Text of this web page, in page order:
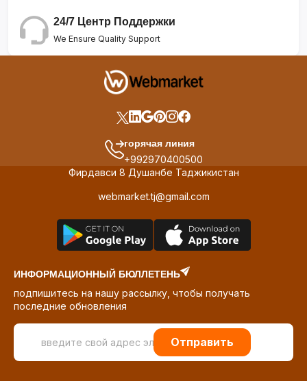
24/7 Центр Поддержки
We Ensure Quality Support
горячая линия
+992970400500
Фирдавси 8 Душанбе Таджикистан
webmarket.tj@gmail.com
ИНФОРМАЦИОННЫЙ БЮЛЛЕТЕНЬ
подпишитесь на нашу рассылку, чтобы получать
последние обновления
Отправить